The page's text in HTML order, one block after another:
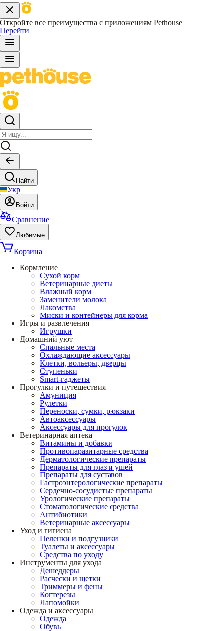
Откройте все преимущества с приложениям Pethouse
Перейти
Найти
Укр
Войти
Сравнение
Любимые
Корзина
Кормление
Сухой корм
Ветеринарные диеты
Влажный корм
Заменители молока
Лакомства
Миски и контейнеры для корма
Игры и развлечения
Игрушки
Домашний уют
Спальные места
Охлаждающие аксессуары
Клетки, вольеры, дверцы
Ступеньки
Smart-гаджеты
Прогулки и путешествия
Амуниция
Рулетки
Переноски, сумки, рюкзаки
Автоаксессуары
Аксессуары для прогулок
Ветеринарная аптека
Витамины и добавки
Противопаразитарные средства
Дерматологические препараты
Препараты для глаз и ушей
Препараты для суставов
Гастроэнтерологические препараты
Сердечно-сосудистые препараты
Урологические препараты
Стоматологические средства
Антибиотики
Ветеринарные аксессуары
Уход и гигиена
Пеленки и подгузники
Туалеты и аксессуары
Средства по уходу
Инструменты для ухода
Дешеддеры
Расчески и щетки
Триммеры и фены
Когтерезы
Лапомойки
Одежда и аксессуары
Одежда
Обувь